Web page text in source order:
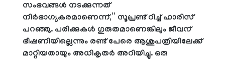
സംഭവങ്ങൾ നടക്കുന്നത്
നിർഭാഗ്യകരമാണെന്ന്,” സൂപ്രണ്ട് റിച്ച് ഹാരിസ്
പറഞ്ഞു. പരിക്കുകൾ ഗുരുതമാണെങ്കിലും ജീവന്
ഭീഷണിയില്ലെന്നും രണ്ട് പേരെ ആശുപത്രിയിലേക്ക്
മാറ്റിയതായും അധികൃതർ അറിയിച്ചു. ഒരു